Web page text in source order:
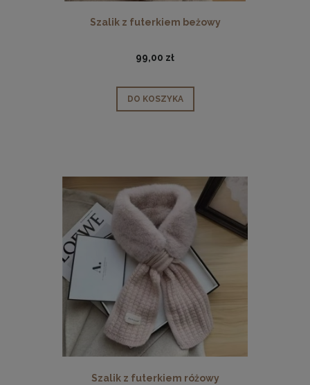
Szalik z futerkiem beżowy
99,00 zł
DO KOSZYKA
Szalik z futerkiem różowy